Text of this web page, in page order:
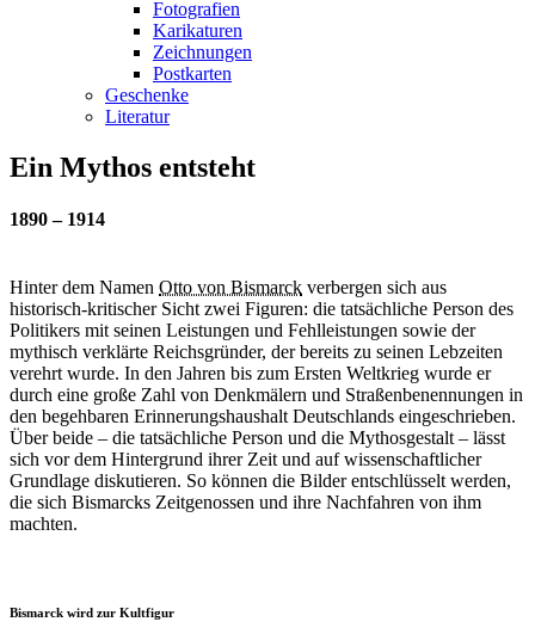
Fotografien
Karikaturen
Zeichnungen
Postkarten
Geschenke
Literatur
Ein Mythos entsteht
1890 – 1914
Hinter dem Namen Otto von Bismarck verbergen sich aus
historisch-kritischer Sicht zwei Figuren: die tatsächliche Person des
Politikers mit seinen Leistungen und Fehlleistungen sowie der
mythisch verklärte Reichsgründer, der bereits zu seinen Lebzeiten
verehrt wurde. In den Jahren bis zum Ersten Weltkrieg wurde er
durch eine große Zahl von Denkmälern und Straßenbenennungen in
den begehbaren Erinnerungshaushalt Deutschlands eingeschrieben.
Über beide – die tatsächliche Person und die Mythosgestalt – lässt
sich vor dem Hintergrund ihrer Zeit und auf wissenschaftlicher
Grundlage diskutieren. So können die Bilder entschlüsselt werden,
die sich Bismarcks Zeitgenossen und ihre Nachfahren von ihm
machten.
Bismarck wird zur Kultfigur